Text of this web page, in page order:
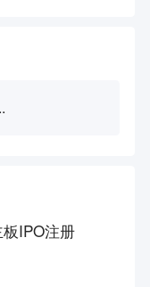
IPO注册